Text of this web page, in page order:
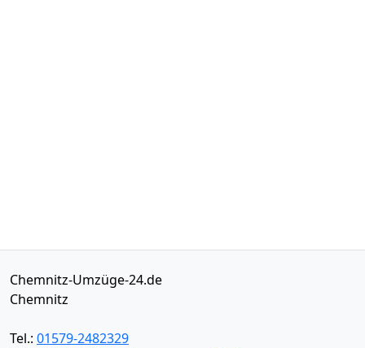
Chemnitz-Umzüge-24.de
Chemnitz
Tel.: 01579-2482329